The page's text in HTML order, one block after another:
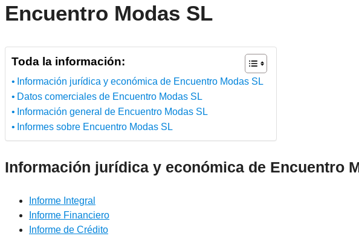
Encuentro Modas SL
Toda la información:
Información jurídica y económica de Encuentro Modas SL
Datos comerciales de Encuentro Modas SL
Información general de Encuentro Modas SL
Informes sobre Encuentro Modas SL
Información jurídica y económica de Encuentro
Informe Integral
Informe Financiero
Informe de Crédito